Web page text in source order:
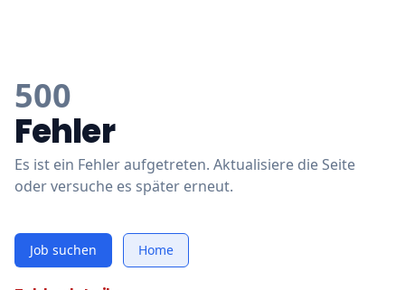
500
Fehler
Es ist ein Fehler aufgetreten. Aktualisiere die Seite
oder versuche es später erneut.
Job suchen Home